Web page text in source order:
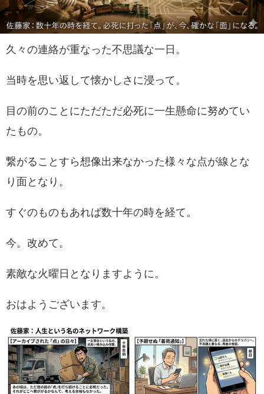
久々の連絡が重なった不思議な一日。
当時を思い返して懐かしさに浸って。
目の前のことにただただ必死に一生懸命に努めてい
たもの。
繋がることすら想像出来なかった様々な点が線とな
り面となり。
すぐのものもあれば数十年の時を経て。
今。改めて。
素敵な火曜日となりますように。
おはようございます。